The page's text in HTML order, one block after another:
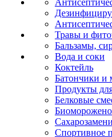
Травы и
Бальзамы,
Вода и соки
Коктейль
Батончики и
Продукты
Белковые
Спортивное